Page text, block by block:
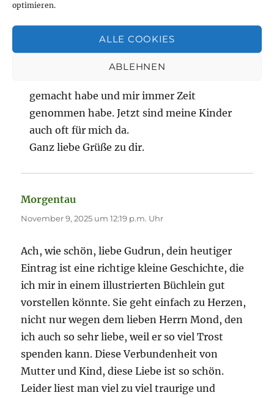
optimieren.
ALLE COOKIES
ABLEHNEN
Da entsteht eine Kettenreaktion, die schwer
zu löschen ist. Als ich meine Kinder bekam,
krempelte sich mein ganzes Leben um. Bei
allen Entscheidungen standen die Kinder an
gemacht habe und mir immer Zeit
genommen habe. Jetzt sind meine Kinder
auch oft für mich da.
Ganz liebe Grüße zu dir.
Morgentau
November 9, 2025 um 12:19 p.m. Uhr
Ach, wie schön, liebe Gudrun, dein heutiger
Eintrag ist eine richtige kleine Geschichte, die
ich mir in einem illustrierten Büchlein gut
vorstellen könnte. Sie geht einfach zu Herzen,
nicht nur wegen dem lieben Herrn Mond, den
ich auch so sehr liebe, weil er so viel Trost
spenden kann. Diese Verbundenheit von
Mutter und Kind, diese Liebe ist so schön.
Leider liest man viel zu viel traurige und